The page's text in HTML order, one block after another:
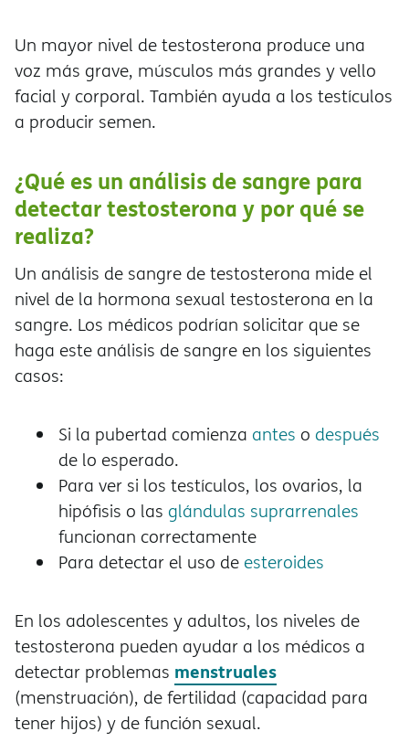
Un mayor nivel de testosterona produce una
voz más grave, músculos más grandes y vello
facial y corporal. También ayuda a los testículos
a producir semen.
¿Qué es un análisis de sangre para
detectar testosterona y por qué se
realiza?
Un análisis de sangre de testosterona mide el
nivel de la hormona sexual testosterona en la
sangre. Los médicos podrían solicitar que se
haga este análisis de sangre en los siguientes
casos:
Si la pubertad comienza antes o después
de lo esperado.
Para ver si los testículos, los ovarios, la
hipófisis o las glándulas suprarrenales
funcionan correctamente
Para detectar el uso de esteroides
En los adolescentes y adultos, los niveles de
testosterona pueden ayudar a los médicos a
detectar problemas menstruales
(menstruación), de fertilidad (capacidad para
tener hijos) y de función sexual.